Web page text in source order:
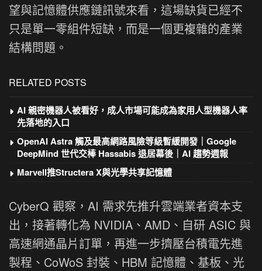
望與記憶體供應鏈訊號來看，這場缺貨已經不
只是單一零組件短缺，而是一個更複雜的產業
結構問題。
RELATED POSTS
AI 親密機器人被看好，成人市場可能成為家用人型機器人率
先落地的入口
OpenAI Astra 觸及最高網路風險等級暫緩開發｜Google
DeepMind 世代交棒 Hassabis 退居幕後｜AI 趨勢週報
Marvell推Structera X與光學共享記憶體
CyberQ 觀察，AI 需求先推升雲端業者資本支
出，接著轉化為 NVIDIA、AMD、自研 ASIC 與
高速網通晶片訂單，再進一步擠壓台積電先進
製程、CoWoS 封裝、HBM 記憶體、基板、光